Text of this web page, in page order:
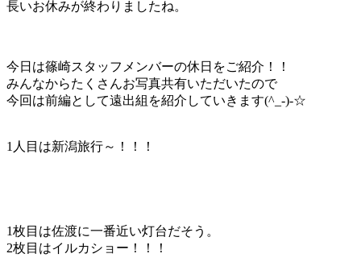
長いお休みが終わりましたね。
今日は篠崎スタッフメンバーの休日をご紹介！！
みんなからたくさんお写真共有いただいたので
今回は前編として遠出組を紹介していきます(^_-)-☆
1人目は新潟旅行～！！！
1枚目は佐渡に一番近い灯台だそう。
2枚目はイルカショー！！！